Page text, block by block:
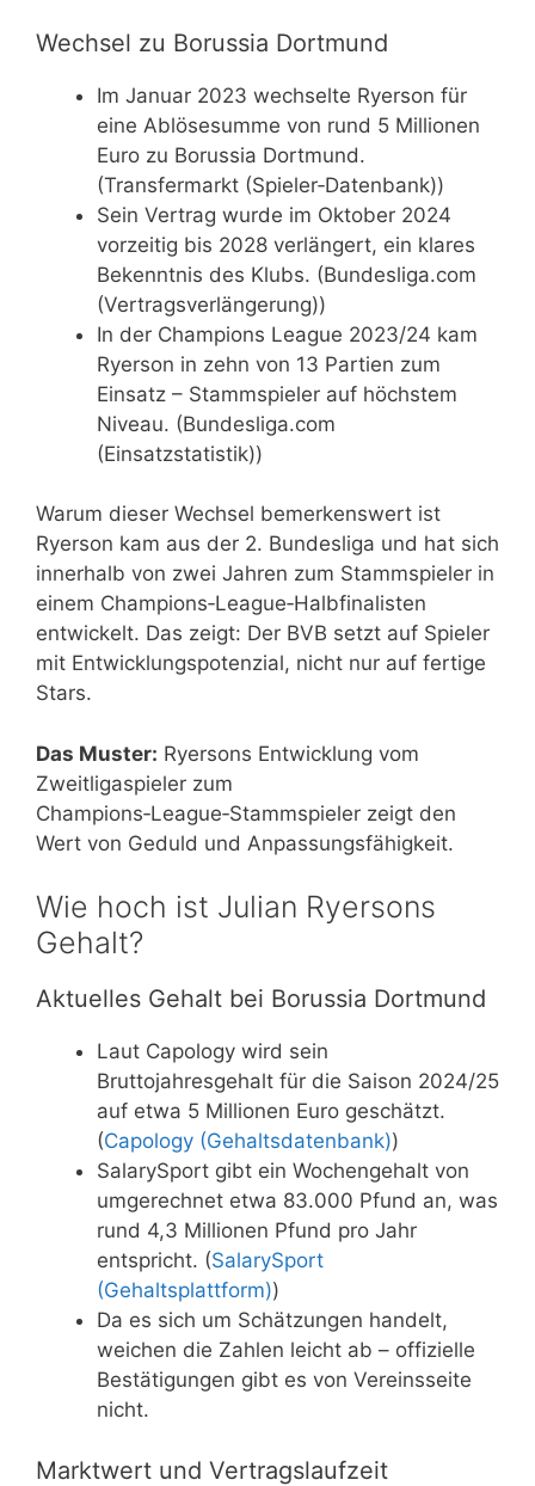
Wechsel zu Borussia Dortmund
Im Januar 2023 wechselte Ryerson für
eine Ablösesumme von rund 5 Millionen
Euro zu Borussia Dortmund.
(Transfermarkt (Spieler‑Datenbank))
Sein Vertrag wurde im Oktober 2024
vorzeitig bis 2028 verlängert, ein klares
Bekenntnis des Klubs. (Bundesliga.com
(Vertragsverlängerung))
In der Champions League 2023/24 kam
Ryerson in zehn von 13 Partien zum
Einsatz – Stammspieler auf höchstem
Niveau. (Bundesliga.com
(Einsatzstatistik))
Warum dieser Wechsel bemerkenswert ist
Ryerson kam aus der 2. Bundesliga und hat sich
innerhalb von zwei Jahren zum Stammspieler in
einem Champions‑League‑Halbfinalisten
entwickelt. Das zeigt: Der BVB setzt auf Spieler
mit Entwicklungspotenzial, nicht nur auf fertige
Stars.
Das Muster: Ryersons Entwicklung vom
Zweitligaspieler zum
Champions‑League‑Stammspieler zeigt den
Wert von Geduld und Anpassungsfähigkeit.
Wie hoch ist Julian Ryersons
Gehalt?
Aktuelles Gehalt bei Borussia Dortmund
Laut Capology wird sein
Bruttojahresgehalt für die Saison 2024/25
auf etwa 5 Millionen Euro geschätzt.
(Capology (Gehaltsdatenbank))
SalarySport gibt ein Wochengehalt von
umgerechnet etwa 83.000 Pfund an, was
rund 4,3 Millionen Pfund pro Jahr
entspricht. (SalarySport
(Gehaltsplattform))
Da es sich um Schätzungen handelt,
weichen die Zahlen leicht ab – offizielle
Bestätigungen gibt es von Vereinsseite
nicht.
Marktwert und Vertragslaufzeit